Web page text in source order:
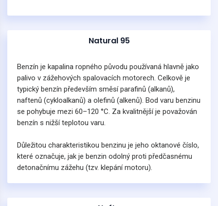
Natural 95
Benzín je kapalina ropného původu používaná hlavně jako
palivo v zážehových spalovacích motorech. Celkově je
typický benzín především směsí parafinů (alkanů),
naftenů (cykloalkanů) a olefinů (alkenů). Bod varu benzinu
se pohybuje mezi 60–120 °C. Za kvalitnější je považován
benzín s nižší teplotou varu.
Důležitou charakteristikou benzinu je jeho oktanové číslo,
které označuje, jak je benzin odolný proti předčasnému
detonačnímu zážehu (tzv. klepání motoru).